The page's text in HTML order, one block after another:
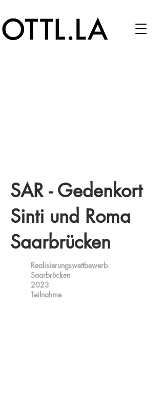
SAR - Gedenkort
Sinti und Roma
Saarbrücken
Realisierungswettbewerb
Saarbrücken
2023
Teilnahme